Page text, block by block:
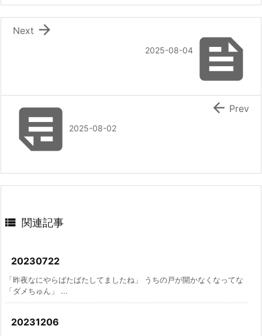

2025-08-04

Next
2025-08-02
 Prev
 関連記事
20230722
「昨夜なにやらばたばたしてましたね」 うちの戸が開かなくなってな
「ダメちゅん」 ...
20231206